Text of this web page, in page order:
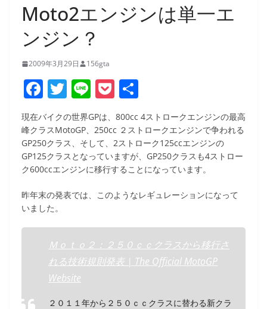
Moto2エンジンは単一エ
ンジン？
2009年3月29日 156gta
F
a
c
e
b
o
k
T
w
itt
er
Li
n
e
P
o
ck
et
有
現在バイクの世界GPは、800cc 4ストロークエンジンの最高
峰クラスMotoGP、250cc ２ストロークエンジンで争われる
GP250クラス、そして、2ストローク125ccエンジンの
GP125クラスとなっていますが、GP250クラスも4ストロー
ク600ccエンジンに移行することになっています。
昨年末の発表では、このようなレギュレーションになって
いました。
Ｍｏｔｏ２：２５０ｃｃクラスから移行さ
れる技術規則発表 | The Official MotoGP
Website
２０１１年から２５０ｃｃクラスに替わる新クラ